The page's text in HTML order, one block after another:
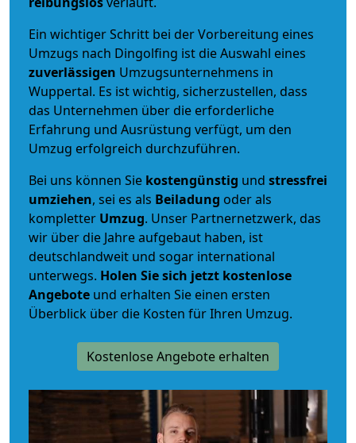
Ein wichtiger Schritt bei der Vorbereitung eines
Umzugs nach Dingolfing ist die Auswahl eines
zuverlässigen Umzugsunternehmens in
Wuppertal. Es ist wichtig, sicherzustellen, dass
das Unternehmen über die erforderliche
Erfahrung und Ausrüstung verfügt, um den
Umzug erfolgreich durchzuführen.
Bei uns können Sie kostengünstig und stressfrei
umziehen, sei es als Beiladung oder als
kompletter Umzug. Unser Partnernetzwerk, das
wir über die Jahre aufgebaut haben, ist
deutschlandweit und sogar international
unterwegs. Holen Sie sich jetzt kostenlose
Angebote und erhalten Sie einen ersten
Überblick über die Kosten für Ihren Umzug.
Kostenlose Angebote erhalten